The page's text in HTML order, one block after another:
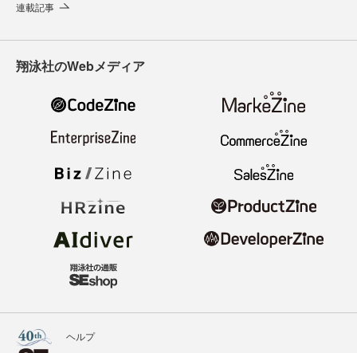
連載記事
翔泳社のWebメディア
ヘルプ